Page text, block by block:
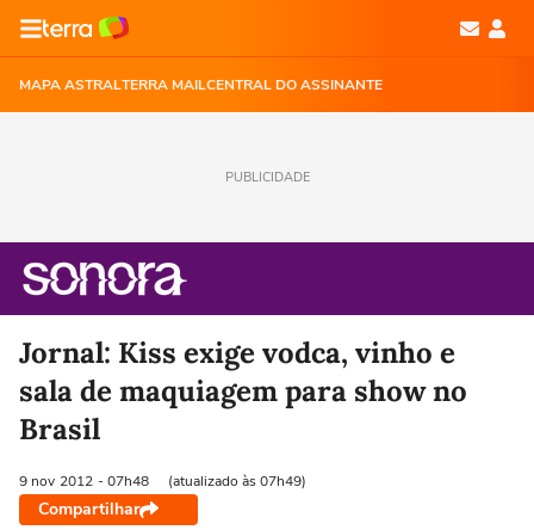
MAPA ASTRALTERRA MAILCENTRAL DO ASSINANTE
PUBLICIDADE
Jornal: Kiss exige vodca, vinho e
sala de maquiagem para show no
Brasil
9 nov 2012 - 07h48 (atualizado às 07h49)
Compartilhar